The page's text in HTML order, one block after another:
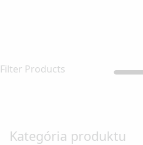
Filter Products
Kategória produktu